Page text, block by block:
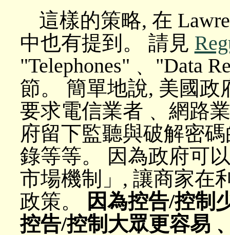
這樣的策略, 在
中也有提到。 請見
"Telephones"﹑ "Data
節。 簡單地說, 美國政
要求電信業者﹑ 網路
府留下監聽與破解密
錄等等。 因為政府可
市場機制」, 讓商家在
政策。
因為控告/控制
控告/控制大眾更容易